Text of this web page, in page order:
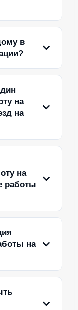
в
на
на
на
работы
на